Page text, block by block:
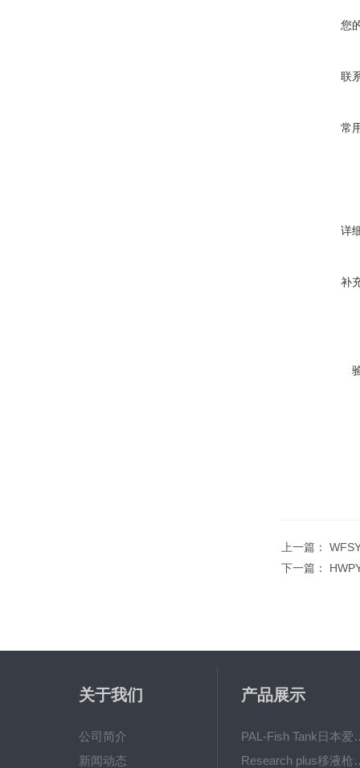
您
联
常
详
补
上一篇：
下一篇：
关于我们
公司简介
新闻动态
产品展示
PAL-Fish Tank
Research plus